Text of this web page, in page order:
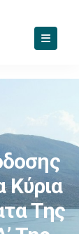
Κύρια
Της